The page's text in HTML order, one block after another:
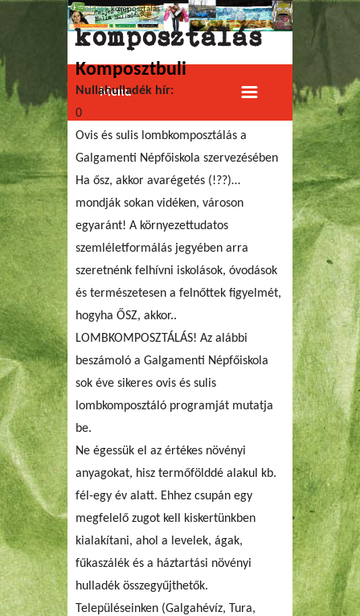
Menu
Jelenlegi hely
Főoldal» komposztálás
komposztálás
Komposztbuli
Nullahulladék hír:
0
Ovis és sulis lombkomposztálás a
Galgamenti Népfőiskola szervezésében
Ha ősz, akkor avarégetés (!??)…
mondják sokan vidéken, városon
egyaránt! A környezettudatos
szemléletformálás jegyében arra
szeretnénk felhívni iskolások, óvodások
és természetesen a felnőttek figyelmét,
hogyha ŐSZ, akkor..
LOMBKOMPOSZTÁLÁS! Az alábbi
beszámoló a Galgamenti Népfőiskola
sok éve sikeres ovis és sulis
lombkomposztáló programját mutatja
be.
Ne égessük el az értékes növényi
anyagokat, hisz termőfölddé alakul kb.
fél-egy év alatt. Ehhez csupán egy
megfelelő zugot kell kiskertünkben
kialakítani, ahol a levelek, ágak,
fűkaszálék és a háztartási növényi
hulladék összegyűjthetők.
Településeinken (Galgahévíz, Tura,